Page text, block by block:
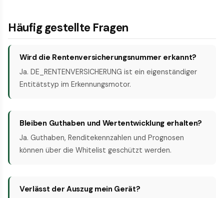
Häufig gestellte Fragen
Wird die Rentenversicherungsnummer erkannt?
Ja. DE_RENTENVERSICHERUNG ist ein eigenständiger
Entitätstyp im Erkennungsmotor.
Bleiben Guthaben und Wertentwicklung erhalten?
Ja. Guthaben, Renditekennzahlen und Prognosen
können über die Whitelist geschützt werden.
Verlässt der Auszug mein Gerät?